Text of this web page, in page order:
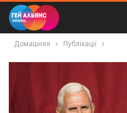
Домашняя Публікації